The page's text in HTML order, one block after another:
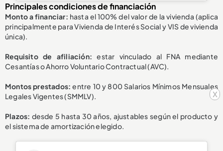
x
Principales condiciones de financiación
Monto a financiar: hasta el 100% del valor de la vivienda (aplica
principalmente para Vivienda de Interés Social y VIS de vivienda
única).
Requisito de afiliación:estar vinculado al FNA mediante
Cesantías o Ahorro Voluntario Contractual (AVC).
Montos prestados:entre 10 y 800 Salarios Mínimos Mensuales
Legales Vigentes (SMMLV).
Plazos: desde 5 hasta 30 años, ajustables según el producto y
el sistema de amortización elegido.